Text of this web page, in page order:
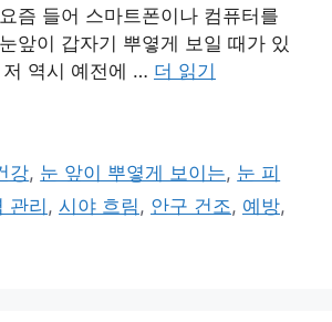
즘 들어 스마트폰이나 컴퓨터를
앞이 갑자기 뿌옇게 보일 때가 있
역시 예전에 … 더 읽기
강, 눈 앞이 뿌옇게 보이는, 눈 피
관리 , 시야 흐림, 안구 건조, 예방,